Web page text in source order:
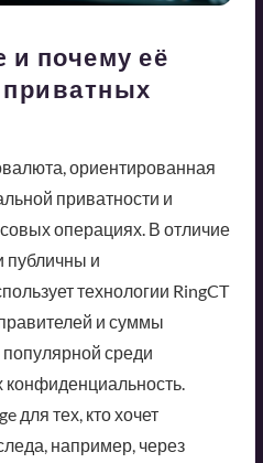
и почему её
ориентированная
приватности и
операциях. В отличие
публичны и
технологии RingCT
и суммы
среди
для тех, кто хочет
например, через